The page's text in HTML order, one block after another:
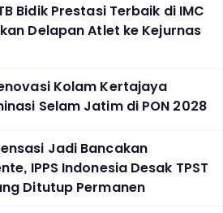
Bidik Prestasi Terbaik di IMC
Delapan Atlet ke Kejurnas
Kolam Kertajaya
Selam Jatim di PON 2028
Jadi Bancakan
IPPS Indonesia Desak TPST
Ditutup Permanen